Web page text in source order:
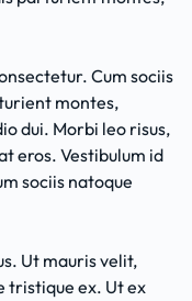
Cum sociis
montes,
dui. Morbi leo risus,
eros. Vestibulum id
sociis natoque
Ut mauris velit,
tristique ex. Ut ex